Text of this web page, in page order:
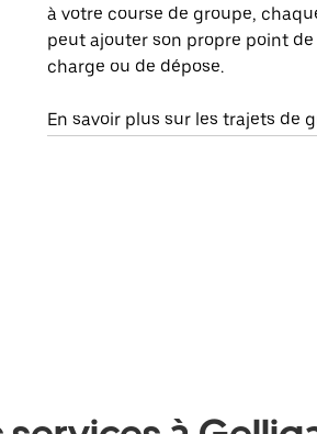
à votre course de groupe,
peut ajouter son propre point de
charge ou de dépose.
En savoir plus sur les trajets de